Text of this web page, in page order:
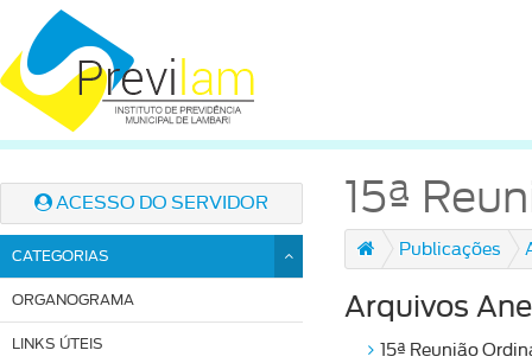
ACESSO DO SERVIDOR
CATEGORIAS
ORGANOGRAMA
LINKS ÚTEIS
15ª
Publicações
Arquivos
15ª Reunião